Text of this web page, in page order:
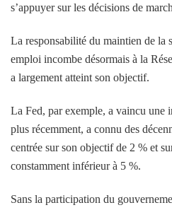
s’appuyer sur les décisions de
La responsabilité du maintien de la
emploi incombe désormais à la
a largement atteint son objectif.
La Fed, par exemple, a vaincu une
plus récemment, a connu des
centrée sur son objectif de 2 % et
constamment inférieur à 5 %.
Sans la participation du